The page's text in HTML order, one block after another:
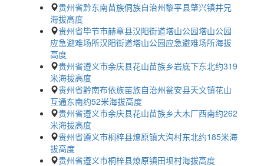
贵州省黔东南苗族侗族自治州黎平县肇兴镇井兄
海拔高度
贵州省毕节市赫章县汉阳街道塔山公园塔山公园
应急避难场所汉阳街道塔山公园应急避难场所海拔
高度
贵州省遵义市余庆县花山苗族乡岩底下东北约319
米海拔高度
贵州省黔南布依族苗族自治州瓮安县天文镇花山
互通东南约52米海拔高度
贵州省遵义市余庆县花山苗族乡大木厂西南约262
米海拔高度
贵州省遵义市桐梓县燎原镇大沟村东北约185米海
拔高度
贵州省遵义市桐梓县燎原镇田坝村海拔高度